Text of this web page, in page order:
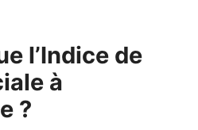
l’Indice de
à
?